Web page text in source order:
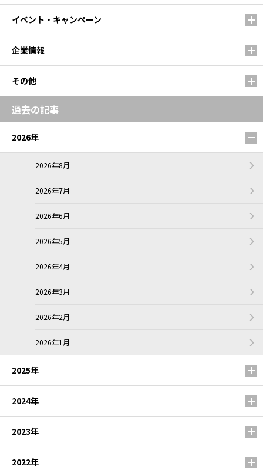
イベント・キャンペーン
企業情報
その他
過去の記事
2026年
2026年8月
2026年7月
2026年6月
2026年5月
2026年4月
2026年3月
2026年2月
2026年1月
2025年
2024年
2023年
2022年